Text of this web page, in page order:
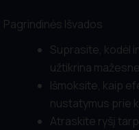
Pagrindinės Išvados
Suprasite, kodėl
užtikrina
Išmoksite, kaip
nustatymus prie
Atraskite ryšį